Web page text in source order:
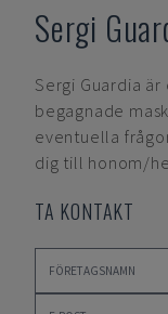
Sergi
Sergi Guardia är
begagnade
eventuella
dig till honom/
TA KONTAKT